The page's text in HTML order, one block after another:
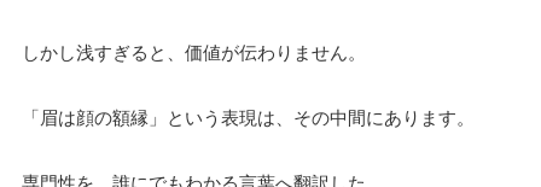
しかし浅すぎると、価値が伝わりません。
「眉は顔の額縁」という表現は、その中間にあります。
専門性を、誰にでもわかる言葉へ翻訳した。